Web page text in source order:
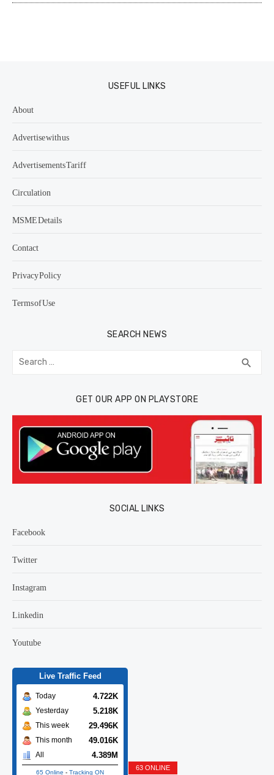
USEFUL LINKS
About
Advertise with us
Advertisements Tariff
Circulation
MSME Details
Contact
Privacy Policy
Terms of Use
SEARCH NEWS
Search
for: search
GET OUR APP ON PLAYSTORE
SOCIAL LINKS
Facebook
Twitter
Instagram
Linkedin
Youtube
Live Traffic Feed
Today 4.722K
Yesterday 5.218K
This week 29.496K
This month 49.016K
All 4.389M
65 Online - Tracking ON
63 ONLINE